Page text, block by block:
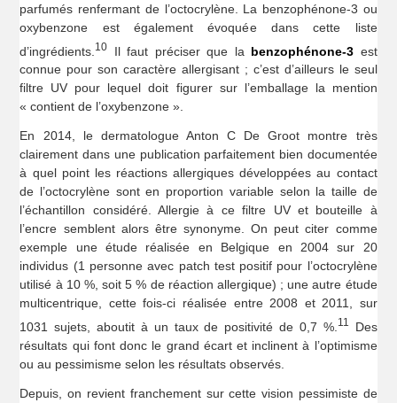
parfumés renfermant de l’octocrylène. La benzophénone-3 ou
oxybenzone est également évoquée dans cette liste
d’ingrédients. 10 Il faut préciser que la benzophénone-3 est
connue pour son caractère allergisant ; c’est d’ailleurs le seul
filtre UV pour lequel doit figurer sur l’emballage la mention
« contient de l’oxybenzone ».
En 2014, le dermatologue Anton C De Groot montre très
clairement dans une publication parfaitement bien documentée
à quel point les réactions allergiques développées au contact
de l’octocrylène sont en proportion variable selon la taille de
l’échantillon considéré. Allergie à ce filtre UV et bouteille à
l’encre semblent alors être synonyme. On peut citer comme
exemple une étude réalisée en Belgique en 2004 sur 20
individus (1 personne avec patch test positif pour l’octocrylène
utilisé à 10 %, soit 5 % de réaction allergique) ; une autre étude
multicentrique, cette fois-ci réalisée entre 2008 et 2011, sur
1031 sujets, aboutit à un taux de positivité de 0,7 %. 11
Des
résultats qui font donc le grand écart et inclinent à l’optimisme
ou au pessimisme selon les résultats observés.
Depuis, on revient franchement sur cette vision pessimiste de